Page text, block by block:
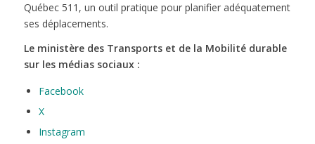
Québec 511, un outil pratique pour planifier adéquatement
ses déplacements.
Le ministère des Transports et de la Mobilité durable
sur les médias sociaux :
Facebook
X
Instagram